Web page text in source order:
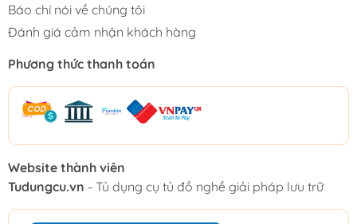
Báo chí nói về chúng tôi
Đánh giá cảm nhận khách hàng
Phương thức thanh toán
Website thành viên
Tudungcu.vn - Tủ dụng cụ tủ đồ nghề giải pháp lưu trữ